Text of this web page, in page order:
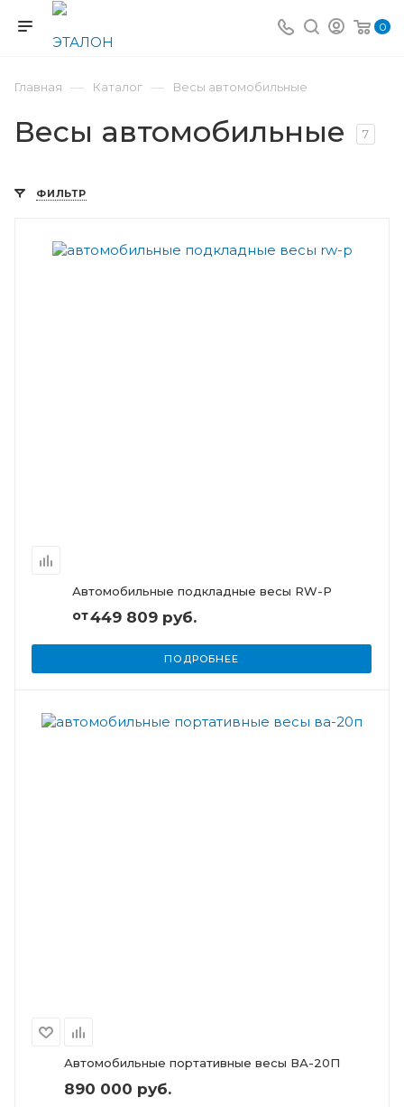
0
Главная — Каталог — Весы автомобильные
Весы автомобильные 7
ФИЛЬТР
Автомобильные подкладные весы RW-P
от449 809 руб.
ПОДРОБНЕЕ
Автомобильные портативные весы ВА-20П
890 000 руб.